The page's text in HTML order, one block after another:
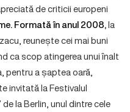
de criticii europeni
Formată în anul 2008,la
reunește cei mai buni
ca scop atingerea unui înalt
pentru a șaptea oară,
invitată la Festivalul
la Berlin, unul dintre cele